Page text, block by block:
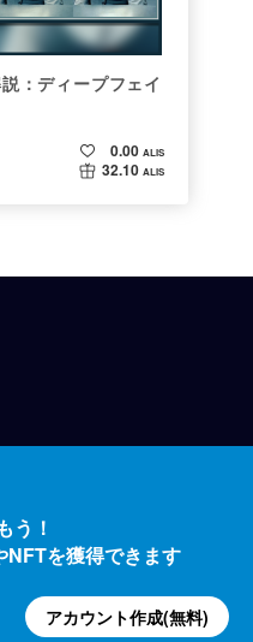
：ディープフェイ
0.00 ALIS
32.10 ALIS
う！
NFTを獲得できます
アカウント作成(無料)